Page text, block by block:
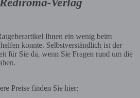
Ihnen ein wenig beim
konnte. Selbstverständlich ist der
für Sie da, wenn Sie Fragen rund um die
Preise finden Sie hier: